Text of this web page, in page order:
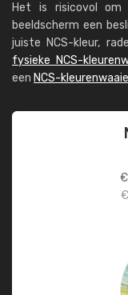
Het is risicovol
beeldscherm een
juiste NCS-kleur,
fysieke NCS-
een NCS-
€
€